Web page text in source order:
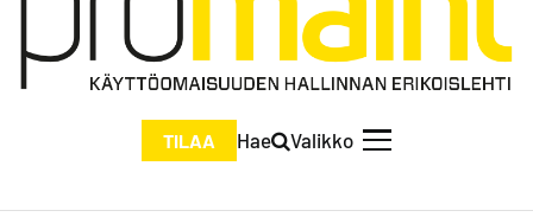
TILAA Hae Valikko